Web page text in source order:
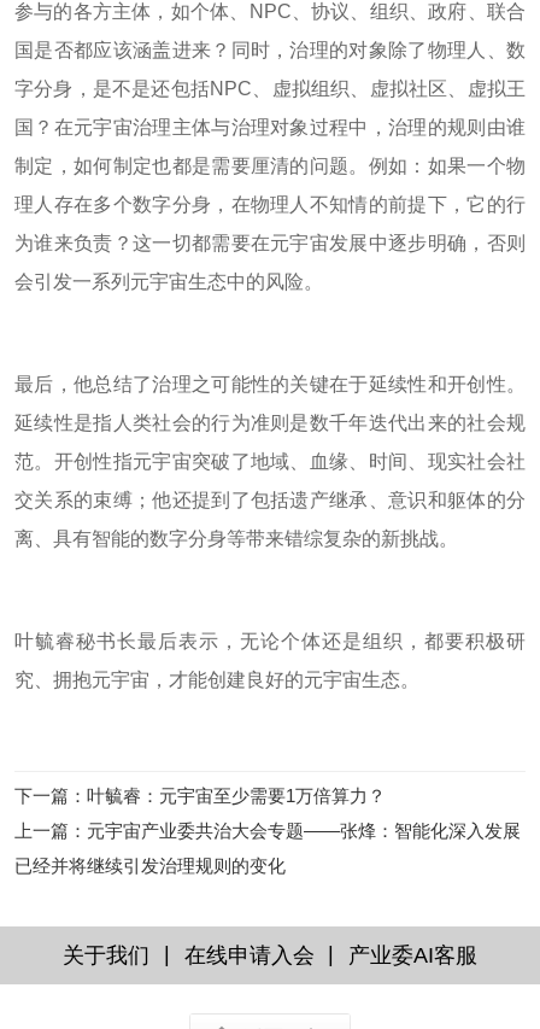
参与的各方主体，如个体、NPC、协议、组织、政府、联合
国是否都应该涵盖进来？同时，治理的对象除了物理人、数
字分身，是不是还包括NPC、虚拟组织、虚拟社区、虚拟王
国？在元宇宙治理主体与治理对象过程中，治理的规则由谁
制定，如何制定也都是需要厘清的问题。例如：如果一个物
理人存在多个数字分身，在物理人不知情的前提下，它的行
为谁来负责？这一切都需要在元宇宙发展中逐步明确，否则
会引发一系列元宇宙生态中的风险。
最后，他总结了治理之可能性的关键在于延续性和开创性。
延续性是指人类社会的行为准则是数千年迭代出来的社会规
范。开创性指元宇宙突破了地域、血缘、时间、现实社会社
交关系的束缚；他还提到了包括遗产继承、意识和躯体的分
离、具有智能的数字分身等带来错综复杂的新挑战。
叶毓睿秘书长最后表示，无论个体还是组织，都要积极研
究、拥抱元宇宙，才能创建良好的元宇宙生态。
下一篇 ： 叶毓睿：元宇宙至少需要1万倍算力？
上一篇 ： 元宇宙产业委共治大会专题——张烽：智能化深入发展
已经并将继续引发治理规则的变化
关于我们 在线申请入会 产业委AI客服